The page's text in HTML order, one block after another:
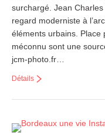
surchargé. Jean
regard moderniste à
éléments urbains. Place
méconnu sont une
jcm-photo.fr…
Détails